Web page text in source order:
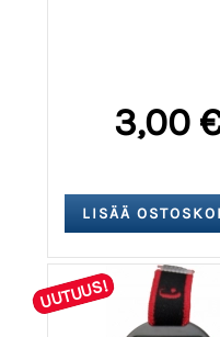
3,00
UUTUUS!